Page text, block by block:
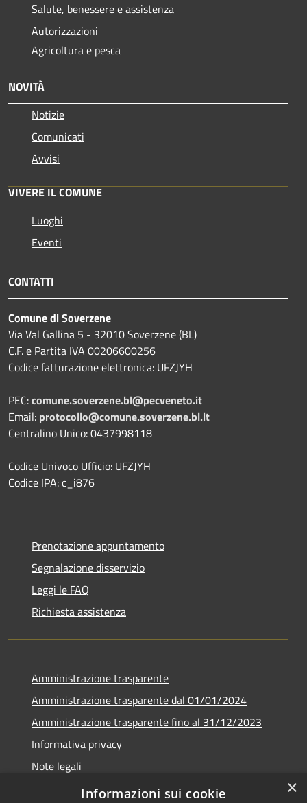
Salute, benessere e assistenza
Autorizzazioni
Agricoltura e pesca
NOVITÀ
Notizie
Comunicati
Avvisi
VIVERE IL COMUNE
Luoghi
Eventi
CONTATTI
Comune di Soverzene
Via Val Gallina 5 - 32010 Soverzene (BL)
C.F. e Partita IVA 00206600256
Codice fatturazione elettronica: UFZJYH
PEC:comune.soverzene.bl@pecveneto.it
Email: protocollo@comune.soverzene.bl.it
Centralino Unico: 0437998118
Codice Univoco Ufficio: UFZJYH
Codice IPA: c_i876
Prenotazione appuntamento
Segnalazione disservizio
Leggi le FAQ
Richiesta assistenza
Amministrazione trasparente
Amministrazione trasparente dal 01/01/2024
Amministrazione trasparente fino al 31/12/2023
Informativa privacy
Note legali
Dichiarazione di accessibilità
×
Informazioni sui cookie